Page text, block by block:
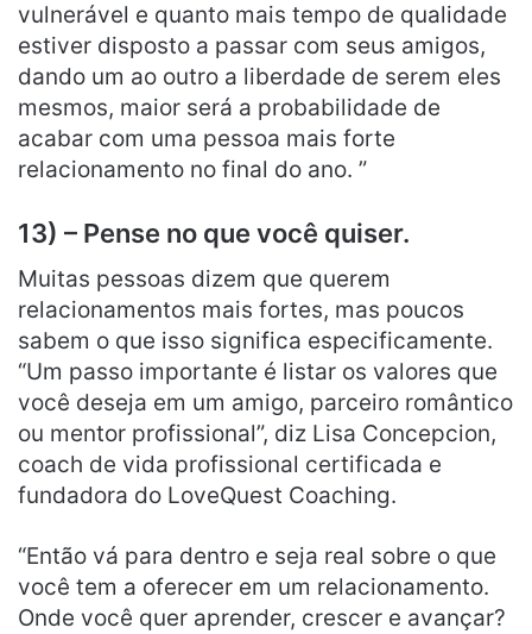
vulnerável e quanto mais tempo de qualidade
estiver disposto a passar com seus amigos,
dando um ao outro a liberdade de serem eles
mesmos, maior será a probabilidade de
acabar com uma pessoa mais forte
relacionamento no final do ano. ”
13) – Pense no que você quiser.
Muitas pessoas dizem que querem
relacionamentos mais fortes, mas poucos
sabem o que isso significa especificamente.
“Um passo importante é listar os valores que
você deseja em um amigo, parceiro romântico
ou mentor profissional”, diz Lisa Concepcion,
coach de vida profissional certificada e
fundadora do LoveQuest Coaching.
“Então vá para dentro e seja real sobre o que
você tem a oferecer em um relacionamento.
Onde você quer aprender, crescer e avançar?